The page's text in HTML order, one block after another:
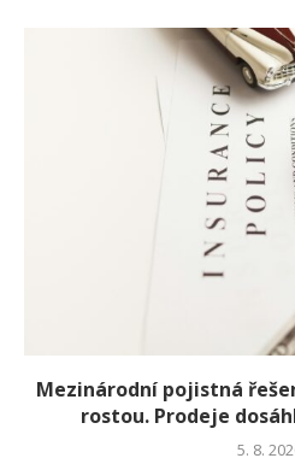
Mezinárodní pojistná
rostou. Prodeje
5. 8.